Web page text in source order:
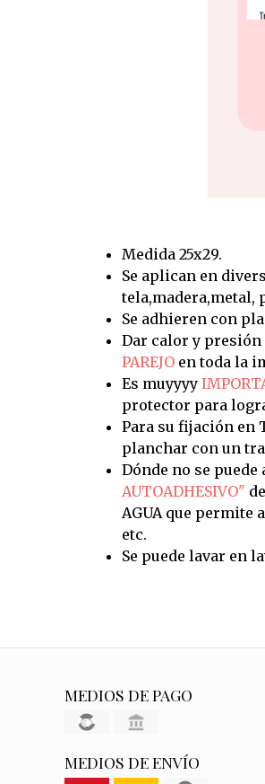
Medida 25x29.
Se aplican en
tela,madera,metal,
Se adhieren con
Dar calor y
PAREJOen toda la
Es muyyyy
protector para
Para su fijación en
planchar con un
Dónde no se
AUTOADHESIVO"
AGUA que permite
etc.
Se puede lavar en
MEDIOS DE PAGO
MEDIOS DE ENVÍO